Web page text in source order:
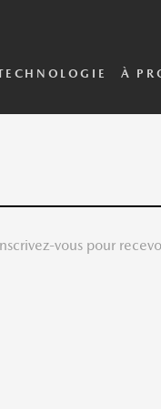
À
vous pour